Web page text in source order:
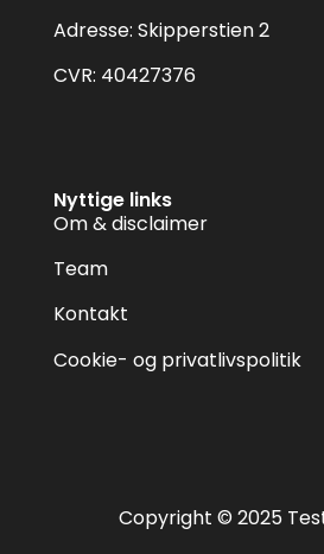
Adresse: Skipperstien 2
CVR: 40427376
Nyttige links
Om & disclaimer
Team
Kontakt
Cookie- og privatlivspolitik
Copyright © 2025